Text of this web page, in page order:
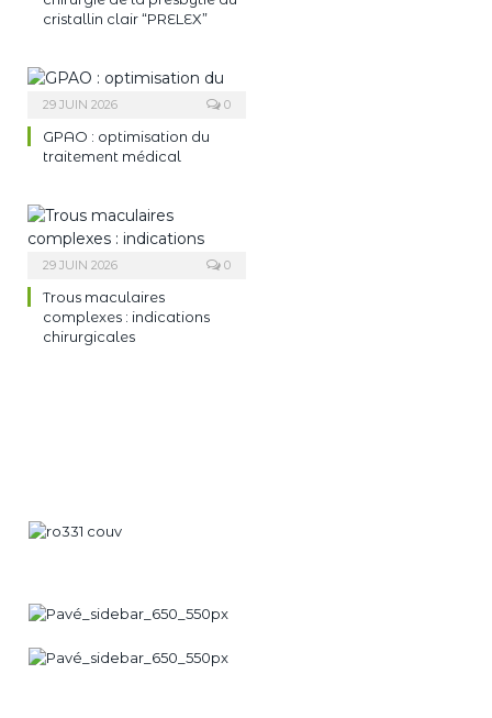
cristallin clair “PRELEX”
29 JUIN 2026 0
GPAO : optimisation du
traitement médical
29 JUIN 2026 0
Trous maculaires
complexes : indications
chirurgicales